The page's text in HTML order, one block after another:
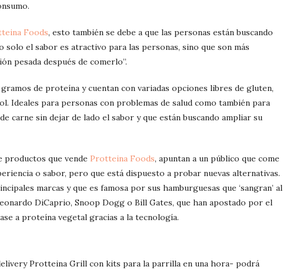
Foods, esto también se debe a que las personas están buscando
solo el sabor es atractivo para las personas, sino que son más
pesada después de comerlo”.
de proteína y cuentan con variadas opciones libres de gluten,
Ideales para personas con problemas de salud como también para
carne sin dejar de lado el sabor y que están buscando ampliar su
productos que vende Protteina Foods, apuntan a un público que come
o sabor, pero que está dispuesto a probar nuevas alternativas.
marcas y que es famosa por sus hamburguesas que ‘sangran’ al
DiCaprio, Snoop Dogg o Bill Gates, que han apostado por el
a proteína vegetal gracias a la tecnología.
Protteina Grill con kits para la parrilla en una hora- podrá